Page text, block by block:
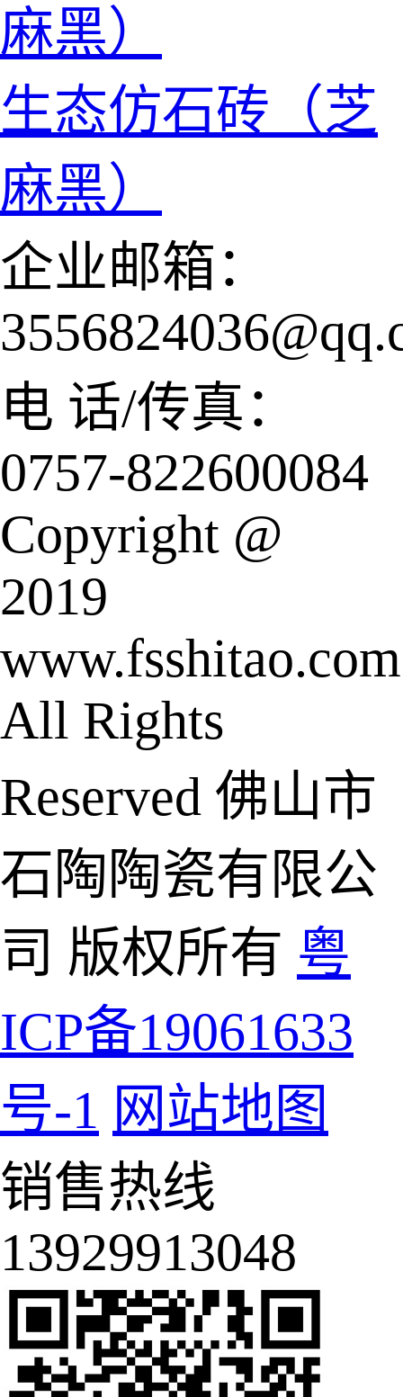
生态仿石砖（芝
麻黑）
企业邮箱：
电 话/传真：
0757-822600084
Copyright @
2019
www.fsshitao.com
All Rights
Reserved 佛山市
石陶陶瓷有限公
司 版权所有 粤
ICP备19061633
号-1 网站地图
销售热线
13929913048